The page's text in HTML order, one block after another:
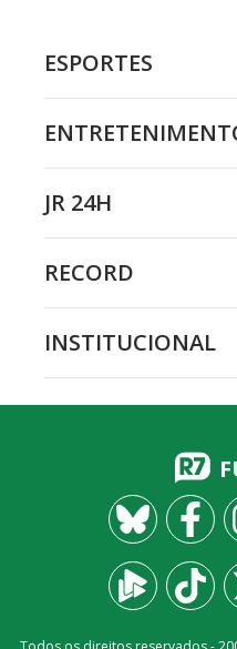
ESPORTES
JR 24H
RECORD
INSTITUCIONAL